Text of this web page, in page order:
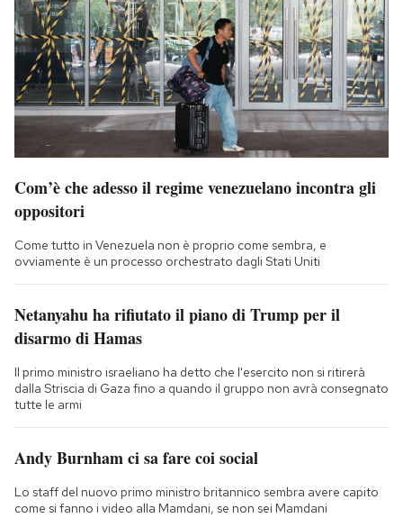
Com’è che adesso il regime venezuelano incontra gli
oppositori
Come tutto in Venezuela non è proprio come sembra, e
ovviamente è un processo orchestrato dagli Stati Uniti
Netanyahu ha rifiutato il piano di Trump per il
disarmo di Hamas
Il primo ministro israeliano ha detto che l'esercito non si ritirerà
dalla Striscia di Gaza fino a quando il gruppo non avrà consegnato
tutte le armi
Andy Burnham ci sa fare coi social
Lo staff del nuovo primo ministro britannico sembra avere capito
come si fanno i video alla Mamdani, se non sei Mamdani